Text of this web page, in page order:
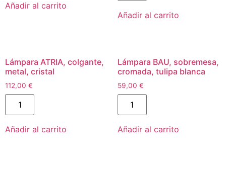
Añadir al carrito
Añadir al carrito
Lámpara ATRIA, colgante,
metal, cristal
112,00 €
Añadir al carrito
Lámpara BAU, sobremesa,
cromada, tulipa blanca
59,00 €
Añadir al carrito